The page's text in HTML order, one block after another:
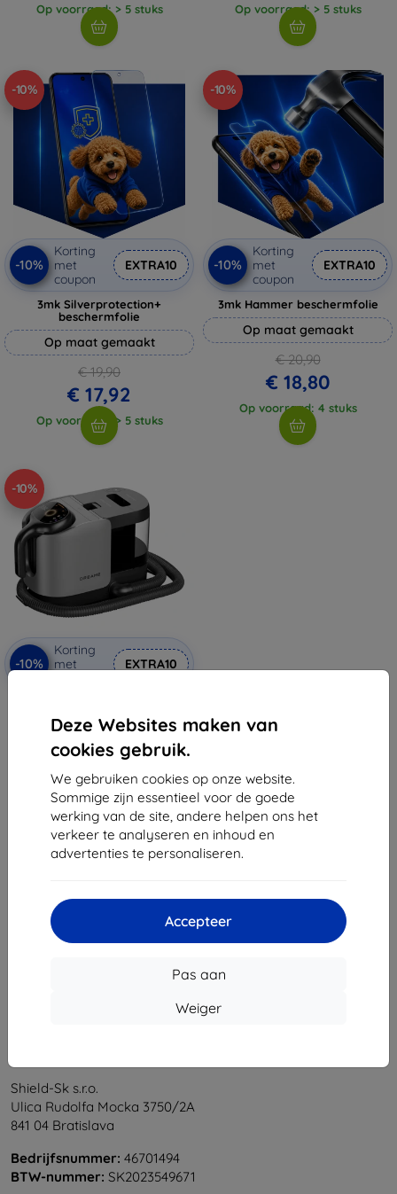
Deze Websites maken van
cookies gebruik.
We gebruiken cookies op onze website.
Sommige zijn essentieel voor de goede
werking van de site, andere helpen ons het
verkeer te analyseren en inhoud en
advertenties te personaliseren.
Accepteer
Pas aan
Weiger
Op voorraad: > 5 stuks Op voorraad: > 5 stuks
-10%
-10%
Korting
met
coupon
EXTRA10
3mk Silverprotection+
beschermfolie
Op maat gemaakt
€ 19,90
€ 17,92
Op voorraad: > 5 stuks
-10%
-10%
Korting
met
coupon
EXTRA10
3mk Hammer beschermfolie
Op maat gemaakt
€ 20,90
€ 18,80
Op voorraad: 4 stuks
-10%
-10%
Korting
met
EXTRA10
van stoffen/tapijten voor
stofzuiger H14 Mix, H14 Dual
€ 77,90
€ 70,11
Op voorraad: > 5 stuks
Van totaal
«
Shield-Sk s.r.o.
Ulica Rudolfa Mocka 3750/2A
841 04 Bratislava
Bedrijfsnummer: 46701494
BTW-nummer: SK2023549671